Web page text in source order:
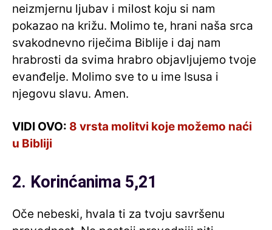
neizmjernu ljubav i milost koju si nam
pokazao na križu. Molimo te, hrani naša srca
svakodnevno riječima Biblije i daj nam
hrabrosti da svima hrabro objavljujemo tvoje
evanđelje. Molimo sve to u ime Isusa i
njegovu slavu. Amen.
VIDI OVO: 8 vrsta molitvi koje možemo naći
u Bibliji
2. Korinćanima 5,21
Oče nebeski, hvala ti za tvoju savršenu